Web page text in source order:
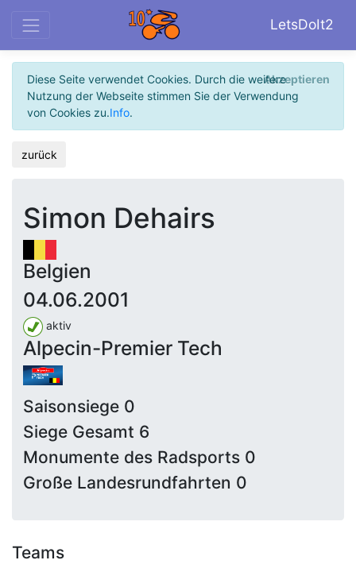
LetsDoIt2
Diese Seite verwendet Cookies. Durch die weitere
Nutzung der Webseite stimmen Sie der Verwendung
von Cookies zu.Info.
Akzeptieren
zurück
Simon Dehairs
Belgien
04.06.2001
aktiv
Alpecin-Premier Tech
Saisonsiege 0
Siege Gesamt 6
Monumente des Radsports 0
Große Landesrundfahrten 0
Teams